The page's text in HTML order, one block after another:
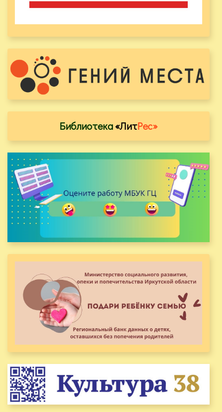
Библиотека«ЛитРес»